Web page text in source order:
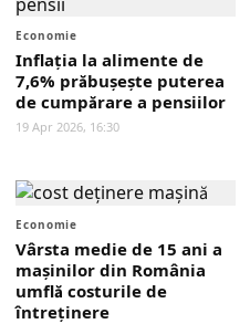
Economie
Inflația la alimente de
7,6% prăbușește puterea
de cumpărare a pensiilor
19 Apr 2026, 16:30
Economie
Vârsta medie de 15 ani a
mașinilor din România
umflă costurile de
întreținere